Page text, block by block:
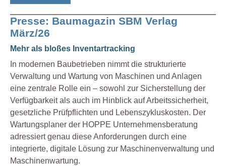
Presse: Baumagazin SBM Verlag
März/26
Mehr als bloßes Inventartracking
In modernen Baubetrieben nimmt die strukturierte
Verwaltung und Wartung von Maschinen und Anlagen
eine zentrale Rolle ein – sowohl zur Sicherstellung der
Verfügbarkeit als auch im Hinblick auf Arbeitssicherheit,
gesetzliche Prüfpflichten und Lebenszykluskosten. Der
Wartungsplaner der HOPPE Unternehmensberatung
adressiert genau diese Anforderungen durch eine
integrierte, digitale Lösung zur Maschinenverwaltung und
Maschinenwartung.